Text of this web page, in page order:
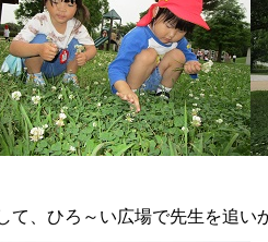
て、ひろ～い広場で先生を追い